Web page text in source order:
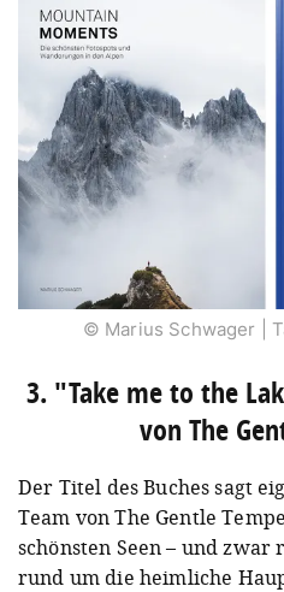
© Marius Schwager |
3. "Take me to the
von The
Der Titel des Buches sagt
Team von The Gentle
schönsten Seen – und
rund um die heimliche